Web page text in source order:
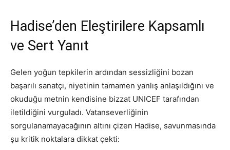
Hadise’den Eleştirilere Kapsamlı
ve Sert Yanıt
Gelen yoğun tepkilerin ardından sessizliğini bozan
başarılı sanatçı, niyetinin tamamen yanlış anlaşıldığını ve
okuduğu metnin kendisine bizzat UNICEF tarafından
iletildiğini vurguladı. Vatanseverliğinin
sorgulanamayacağının altını çizen Hadise, savunmasında
şu kritik noktalara dikkat çekti: